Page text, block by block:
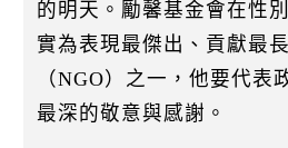
的明天。勵馨基金會在性
實為表現最傑出、貢獻最
（NGO）之一，他要代表
最深的敬意與感謝。